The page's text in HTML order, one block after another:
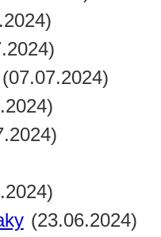
(07.07.2024)
(23.06.2024)